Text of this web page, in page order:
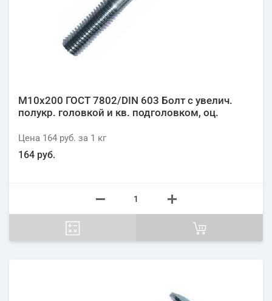
М10х200 ГОСТ 7802/DIN 603 Болт с увелич.
полукр. головкой и кв. подголовком, оц.
Цена 164 руб. за 1 кг
164 руб.